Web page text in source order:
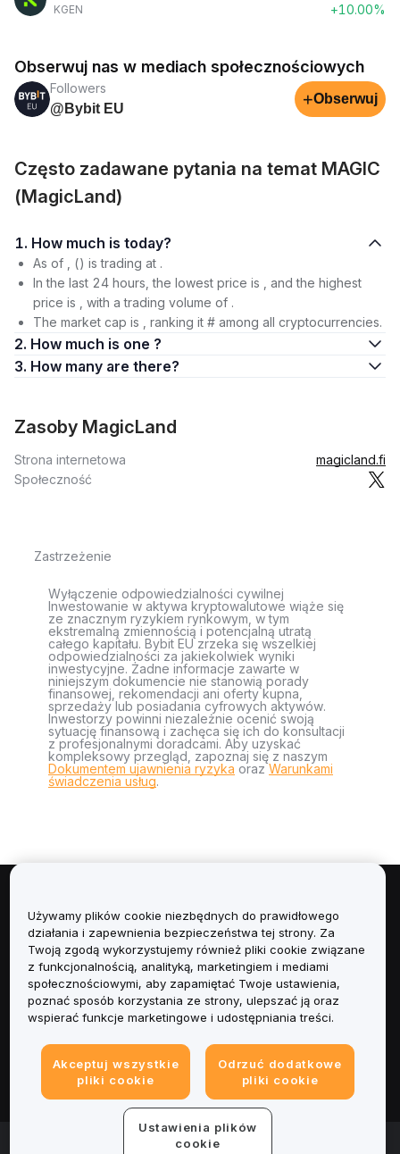
KGEN
+10.00%
Obserwuj nas w mediach społecznościowych
Followers
@Bybit EU
+Obserwuj
Często zadawane pytania na temat MAGIC
(MagicLand)
1. How much is today?
As of , () is trading at .
In the last 24 hours, the lowest price is , and the highest
price is , with a trading volume of .
The market cap is , ranking it # among all cryptocurrencies.
2. How much is one ?
3. How many are there?
Zasoby MagicLand
Strona internetowa
magicland.fi
Społeczność
Zastrzeżenie
Wyłączenie odpowiedzialności cywilnej
Inwestowanie w aktywa kryptowalutowe wiąże się
ze znacznym ryzykiem rynkowym, w tym
ekstremalną zmiennością i potencjalną utratą
całego kapitału. Bybit EU zrzeka się wszelkiej
odpowiedzialności za jakiekolwiek wyniki
inwestycyjne. Żadne informacje zawarte w
niniejszym dokumencie nie stanowią porady
finansowej, rekomendacji ani oferty kupna,
sprzedaży lub posiadania cyfrowych aktywów.
Inwestorzy powinni niezależnie ocenić swoją
sytuację finansową i zachęca się ich do konsultacji
z profesjonalnymi doradcami. Aby uzyskać
kompleksowy przegląd, zapoznaj się z naszym
Dokumentem ujawnienia ryzyka orazWarunkami
świadczenia usług.
Informacje
Usługi
Obsługa Klienta
Informacje prawne
© 2025-2026 Bybit.eu. Wszystkie prawa zastrzeżone.
Używamy plików cookie niezbędnych do prawidłowego
działania i zapewnienia bezpieczeństwa tej strony. Za
Twoją zgodą wykorzystujemy również pliki cookie związane
z funkcjonalnością, analityką, marketingiem i mediami
społecznościowymi, aby zapamiętać Twoje ustawienia,
poznać sposób korzystania ze strony, ulepszać ją oraz
wspierać funkcje marketingowe i udostępniania treści.
Akceptuj wszystkie
pliki cookie
Odrzuć dodatkowe
pliki cookie
Ustawienia plików
cookie